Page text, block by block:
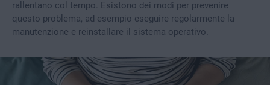
rallentano col tempo. Esistono dei modi per prevenire
questo problema, ad esempio eseguire regolarmente la
manutenzione e reinstallare il sistema operativo.